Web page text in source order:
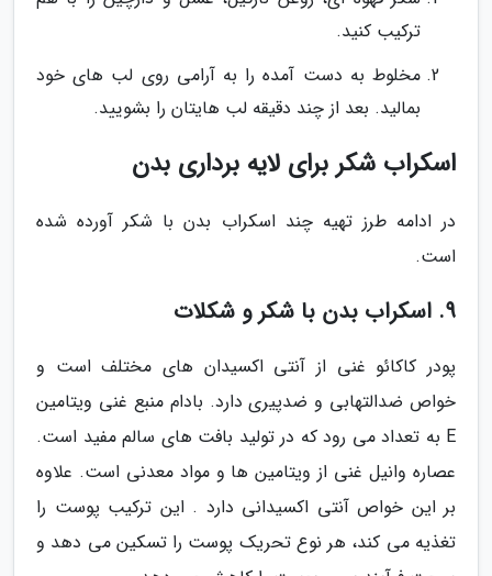
ترکیب کنید.
مخلوط به دست آمده را به آرامی روی لب های خود
بمالید. بعد از چند دقیقه لب هایتان را بشویید.
اسکراب شکر برای لایه برداری بدن
در ادامه طرز تهیه چند اسکراب بدن با شکر آورده شده
است.
9. اسکراب بدن با شکر و شکلات
پودر کاکائو غنی از آنتی اکسیدان های مختلف است و
خواص ضدالتهابی و ضدپیری دارد. بادام منبع غنی ویتامین
E به تعداد می رود که در تولید بافت های سالم مفید است.
عصاره وانیل غنی از ویتامین ها و مواد معدنی است. علاوه
بر این خواص آنتی اکسیدانی دارد . این ترکیب پوست را
تغذیه می کند، هر نوع تحریک پوست را تسکین می دهد و